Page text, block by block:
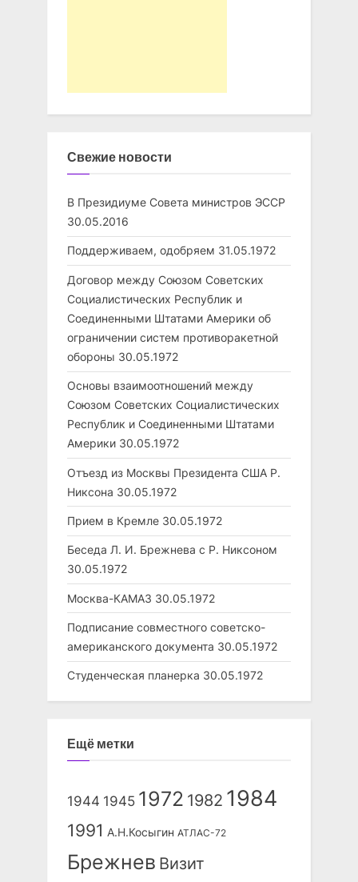
Свежие новости
В Президиуме Совета министров ЭССР
30.05.2016
Поддерживаем, одобряем 31.05.1972
Договор между Союзом Советских
Социалистических Республик и
Соединенными Штатами Америки об
ограничении систем противоракетной
обороны 30.05.1972
Основы взаимоотношений между
Союзом Советских Социалистических
Республик и Соединенными Штатами
Америки 30.05.1972
Отъезд из Москвы Президента США Р.
Никсона 30.05.1972
Прием в Кремле 30.05.1972
Беседа Л. И. Брежнева с Р. Никсоном
30.05.1972
Москва-КАМАЗ 30.05.1972
Подписание совместного советско-
американского документа 30.05.1972
Студенческая планерка 30.05.1972
Ещё метки
1944 1945 1972 1982 1984
1991 А.Н.Косыгин АТЛАС-72
Брежнев Визит